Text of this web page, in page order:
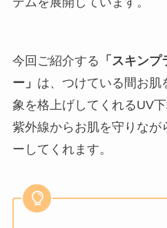
今回ご紹介する 「スキン
ー」 は、つけている間お肌
象を格上げしてくれるUV下
紫外線からお肌を守りなが
ーしてくれます。